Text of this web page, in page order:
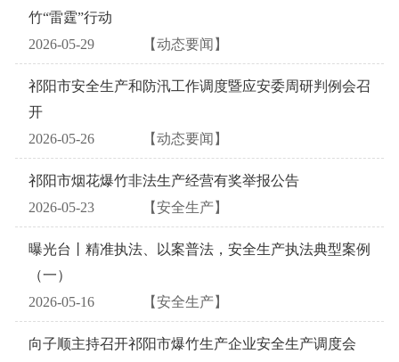
竹“雷霆”行动
2026-05-29
【动态要闻】
祁阳市安全生产和防汛工作调度暨应安委周研判例会召
开
2026-05-26
【动态要闻】
祁阳市烟花爆竹非法生产经营有奖举报公告
2026-05-23
【安全生产】
曝光台丨精准执法、以案普法，安全生产执法典型案例
（一）
2026-05-16
【安全生产】
向子顺主持召开祁阳市爆竹生产企业安全生产调度会